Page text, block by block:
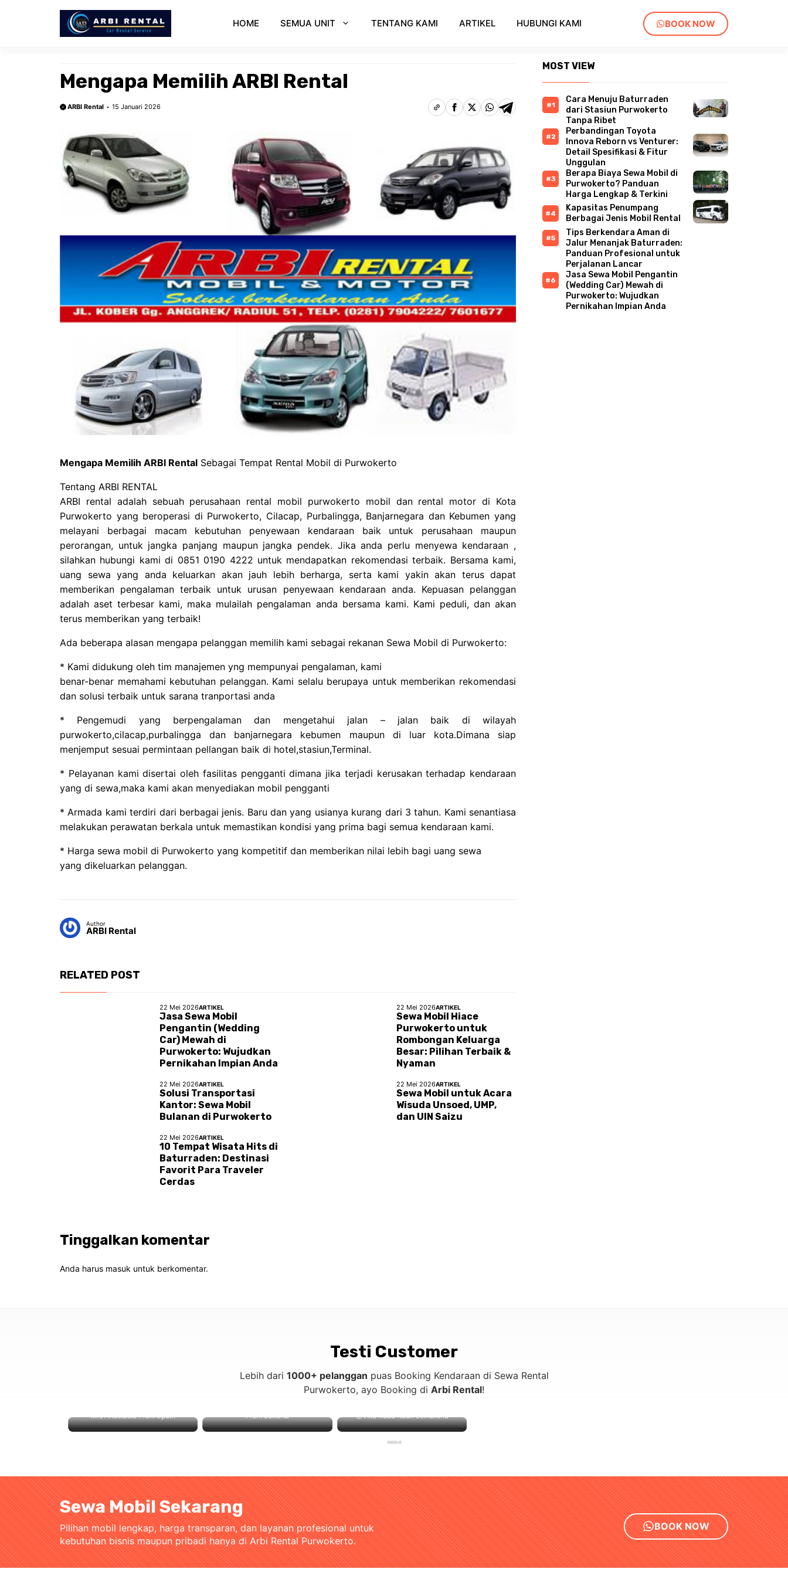
BOOK NOW
HOME SEMUA UNIT TENTANG KAMI ARTIKEL HUBUNGI KAMI
Mengapa Memilih ARBI Rental
ARBI Rental 15 Januari 2026
Mengapa Memilih ARBI Rental Sebagai Tempat Rental Mobil di Purwokerto
Tentang ARBI RENTAL
ARBI rental adalah sebuah perusahaan rental mobil purwokerto mobil dan rental motor di Kota
Purwokerto yang beroperasi di Purwokerto, Cilacap, Purbalingga, Banjarnegara dan Kebumen yang
melayani berbagai macam kebutuhan penyewaan kendaraan baik untuk perusahaan maupun
perorangan, untuk jangka panjang maupun jangka pendek. Jika anda perlu menyewa kendaraan ,
silahkan hubungi kami di 0851 0190 4222 untuk mendapatkan rekomendasi terbaik. Bersama kami,
uang sewa yang anda keluarkan akan jauh lebih berharga, serta kami yakin akan terus dapat
memberikan pengalaman terbaik untuk urusan penyewaan kendaraan anda. Kepuasan pelanggan
adalah aset terbesar kami, maka mulailah pengalaman anda bersama kami. Kami peduli, dan akan
terus memberikan yang terbaik!
Ada beberapa alasan mengapa pelanggan memilih kami sebagai rekanan Sewa Mobil di Purwokerto:
* Kami didukung oleh tim manajemen yng mempunyai pengalaman, kami
benar-benar memahami kebutuhan pelanggan. Kami selalu berupaya untuk memberikan rekomendasi
dan solusi terbaik untuk sarana tranportasi anda
* Pengemudi yang berpengalaman dan mengetahui jalan – jalan baik di wilayah
purwokerto,cilacap,purbalingga dan banjarnegara kebumen maupun di luar kota.Dimana siap
menjemput sesuai permintaan pellangan baik di hotel,stasiun,Terminal.
* Pelayanan kami disertai oleh fasilitas pengganti dimana jika terjadi kerusakan terhadap kendaraan
yang di sewa,maka kami akan menyediakan mobil pengganti
* Armada kami terdiri dari berbagai jenis. Baru dan yang usianya kurang dari 3 tahun. Kami senantiasa
melakukan perawatan berkala untuk memastikan kondisi yang prima bagi semua kendaraan kami.
* Harga sewa mobil di Purwokerto yang kompetitif dan memberikan nilai lebih bagi uang sewa
yang dikeluarkan pelanggan.
Author
ARBI Rental
RELATED POST
22 Mei 2026ARTIKEL
Jasa Sewa Mobil
Pengantin (Wedding
Car) Mewah di
Purwokerto: Wujudkan
Pernikahan Impian Anda
22 Mei 2026ARTIKEL
Sewa Mobil Hiace
Purwokerto untuk
Rombongan Keluarga
Besar: Pilihan Terbaik &
Nyaman
22 Mei 2026ARTIKEL
Solusi Transportasi
Kantor: Sewa Mobil
Bulanan di Purwokerto
22 Mei 2026ARTIKEL
Sewa Mobil untuk Acara
Wisuda Unsoed, UMP,
dan UIN Saizu
22 Mei 2026ARTIKEL
10 Tempat Wisata Hits di
Baturraden: Destinasi
Favorit Para Traveler
Cerdas
Tinggalkan komentar
Anda harus masuk untuk berkomentar.
MOST VIEW
Cara Menuju Baturraden
dari Stasiun Purwokerto
Tanpa Ribet
Perbandingan Toyota
Innova Reborn vs Venturer:
Detail Spesifikasi & Fitur
Unggulan
Berapa Biaya Sewa Mobil di
Purwokerto? Panduan
Harga Lengkap & Terkini
Kapasitas Penumpang
Berbagai Jenis Mobil Rental
Tips Berkendara Aman di
Jalur Menanjak Baturraden:
Panduan Profesional untuk
Perjalanan Lancar
Jasa Sewa Mobil Pengantin
(Wedding Car) Mewah di
Purwokerto: Wujudkan
Pernikahan Impian Anda
Testi Customer
Lebih dari 1000+ pelanggan puas Booking Kendaraan di Sewa Rental
Purwokerto, ayo Booking di Arbi Rental!
Mrs Anastasia From Spain From Jakarta @Villa Kubu Kauh Jembrana
Sewa Mobil Sekarang
Pilihan mobil lengkap, harga transparan, dan layanan profesional untuk
kebutuhan bisnis maupun pribadi hanya di Arbi Rental Purwokerto.
BOOK NOW